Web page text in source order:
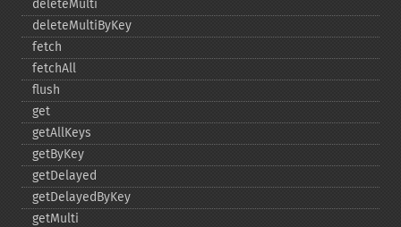
deleteMulti
deleteMultiByKey
fetch
fetchAll
flush
get
getAllKeys
getByKey
getDelayed
getDelayedByKey
getMulti